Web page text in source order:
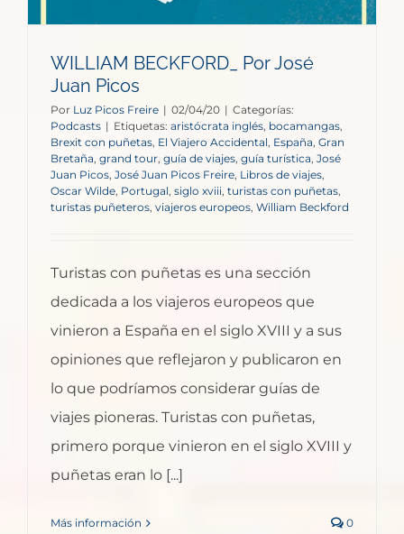
WILLIAM BECKFORD_ Por José
Juan Picos
Por Luz Picos Freire | 02/04/20 | Categorías:
Podcasts | Etiquetas: aristócrata inglés, bocamangas,
Brexit con puñetas, El Viajero Accidental, España, Gran
Bretaña, grand tour, guía de viajes, guía turística, José
Juan Picos, José Juan Picos Freire, Libros de viajes,
Oscar Wilde, Portugal, siglo xviii, turistas con puñetas,
turistas puñeteros, viajeros europeos, William Beckford
Turistas con puñetas es una sección
dedicada a los viajeros europeos que
vinieron a España en el siglo XVIII y a sus
opiniones que reflejaron y publicaron en
lo que podríamos considerar guías de
viajes pioneras. Turistas con puñetas,
primero porque vinieron en el siglo XVIII y
puñetas eran lo [...]
Más información 0